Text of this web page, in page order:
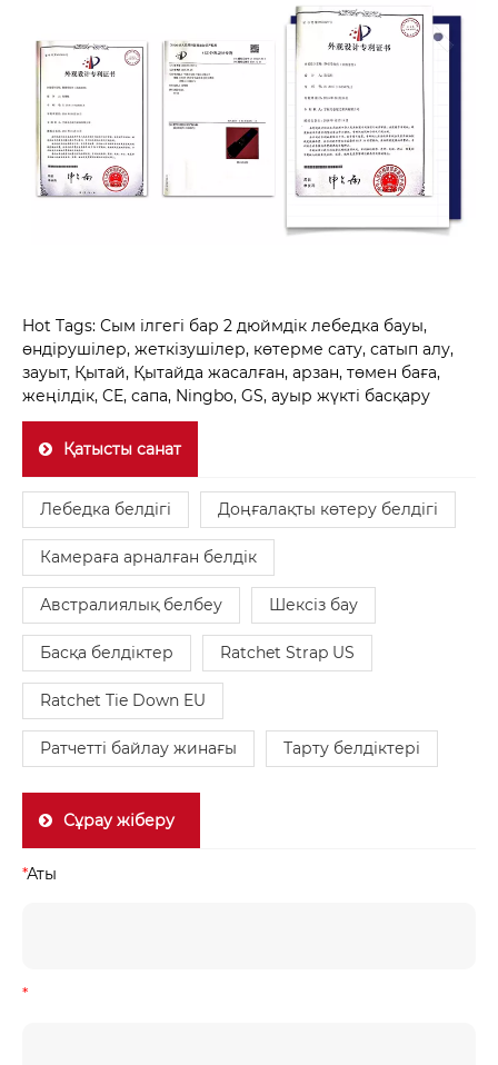
Hot Tags: Сым ілгегі бар 2 дюймдік лебедка бауы,
өндірушілер, жеткізушілер, көтерме сату, сатып алу,
зауыт, Қытай, Қытайда жасалған, арзан, төмен баға,
жеңілдік, CE, сапа, Ningbo, GS, ауыр жүкті басқару
Қатысты санат
Лебедка белдігі Доңғалақты көтеру белдігі
Камераға арналған белдік
Австралиялық белбеу Шексіз бау
Басқа белдіктер Ratchet Strap US
Ratchet Tie Down EU
Ратчетті байлау жинағы Тарту белдіктері
Сұрау жіберу
*Аты
*